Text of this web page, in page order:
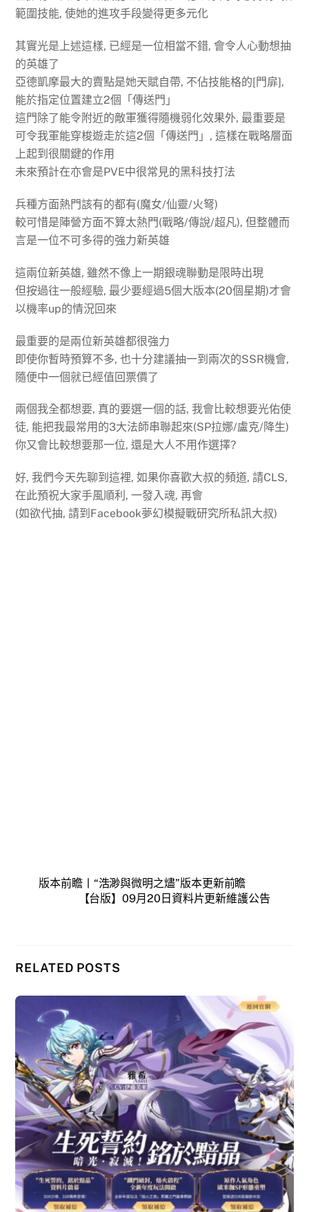
範圍技能, 使她的進攻手段變得更多元化
其實光是上述這樣, 已經是一位相當不錯, 會令人心動想抽
的英雄了
亞德凱摩最大的賣點是她天賦自帶, 不佔技能格的[門扉],
能於指定位置建立2個「傳送門」
這門除了能令附近的敵軍獲得隨機弱化效果外, 最重要是
可令我軍能穿梭遊走於這2個「傳送門」, 這樣在戰略層面
上起到很關鍵的作用
未來預計在亦會是PVE中很常見的黑科技打法
兵種方面熱門該有的都有(魔女/仙靈/火弩)
較可惜是陣營方面不算太熱門(戰略/傳說/超凡), 但整體而
言是一位不可多得的強力新英雄
這兩位新英雄, 雖然不像上一期銀魂聯動是限時出現
但按過往一般經驗, 最少要經過5個大版本(20個星期)才會
以機率up的情況回來
最重要的是兩位新英雄都很強力
即使你暫時預算不多, 也十分建議抽一到兩次的SSR機會,
隨便中一個就已經值回票價了
兩個我全都想要, 真的要選一個的話, 我會比較想要光佑使
徒, 能把我最常用的3大法師串聯起來(SP拉娜/盧克/降生)
你又會比較想要那一位, 還是大人不用作選擇?
好, 我們今天先聊到這裡, 如果你喜歡大叔的頻道, 請CLS,
在此預祝大家手風順利, 一發入魂, 再會
(如欲代抽, 請到Facebook夢幻模擬戰研究所私訊大叔)
版本前瞻丨“浩渺與微明之燼”版本更新前瞻
【台版】09月20日資料片更新維護公告
RELATED POSTS